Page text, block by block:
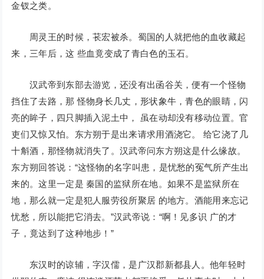
金钗之类。
周灵王的时候，苌宏被杀。蜀国的人就把他的血收藏起
来，三年后，这 些血竟变成了青白色的玉石。
汉武帝到东部去游览，还没有出函谷关，便有一个怪物
挡住了去路，那 怪物身长几丈，形状象牛，青色的眼睛，闪
亮的眸子，四只脚插入泥土中， 虽在动却没有移动位置。官
吏们又惊又怕。东方朔于是出来请求用酒浇它。 给它浇了几
十斛酒，那怪物就消失了。汉武帝问东方朔这是什么缘故。
东方朔回答说：“这怪物的名字叫患，是忧愁的冤气所产生出
来的。这里一定是 秦国的监狱所在地。如果不是监狱所在
地，那么就一定是犯人服劳役所聚居 的地方。酒能用来忘记
忧愁，所以能把它消去。”汉武帝说：“啊！见多识 广的才
子，竟达到了这种地步！”
东汉时的谅辅，字汉儒，是广汉郡新都县人。他年轻时